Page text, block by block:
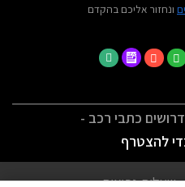
ונחזור אליכם בהקדם
כתבי רכב -
להצטרף
שאלות נפוצות